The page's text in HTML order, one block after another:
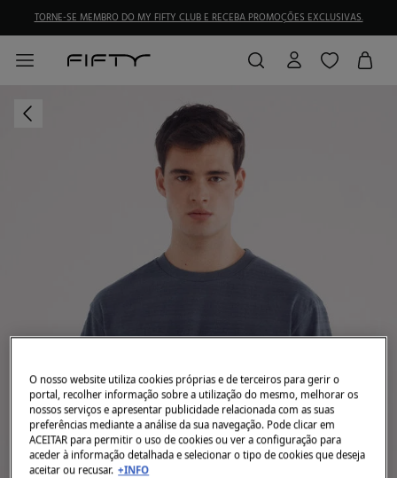
TORNE-SE MEMBRO DO MY FIFTY CLUB E RECEBA PROMOÇÕES EXCLUSIVAS.
O nosso website utiliza cookies próprias e de terceiros para gerir o
portal, recolher informação sobre a utilização do mesmo, melhorar os
nossos serviços e apresentar publicidade relacionada com as suas
preferências mediante a análise da sua navegação. Pode clicar em
ACEITAR para permitir o uso de cookies ou ver a configuração para
aceder à informação detalhada e selecionar o tipo de cookies que deseja
aceitar ou recusar. +INFO